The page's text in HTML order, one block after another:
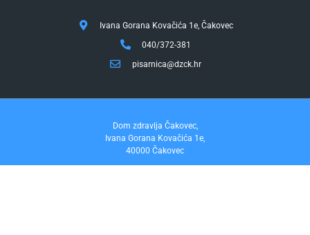
Ivana Gorana Kovačića 1e, Čakovec
040/372-381
pisarnica@dzck.hr
Dom zdravlja Čakovec,
Ivana Gorana Kovačića 1e,
40000 Čakovec